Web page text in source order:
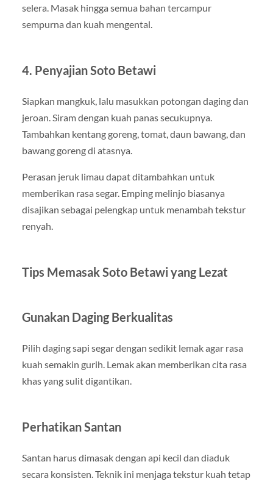
selera. Masak hingga semua bahan tercampur
sempurna dan kuah mengental.
4. Penyajian Soto Betawi
Siapkan mangkuk, lalu masukkan potongan daging dan
jeroan. Siram dengan kuah panas secukupnya.
Tambahkan kentang goreng, tomat, daun bawang, dan
bawang goreng di atasnya.
Perasan jeruk limau dapat ditambahkan untuk
memberikan rasa segar. Emping melinjo biasanya
disajikan sebagai pelengkap untuk menambah tekstur
renyah.
Tips Memasak Soto Betawi yang Lezat
Gunakan Daging Berkualitas
Pilih daging sapi segar dengan sedikit lemak agar rasa
kuah semakin gurih. Lemak akan memberikan cita rasa
khas yang sulit digantikan.
Perhatikan Santan
Santan harus dimasak dengan api kecil dan diaduk
secara konsisten. Teknik ini menjaga tekstur kuah tetap